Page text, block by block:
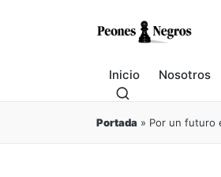
Inicio Nosotros
Portada » Por un